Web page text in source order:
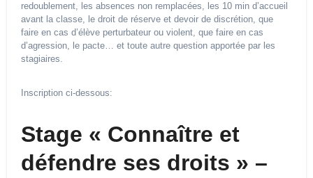
redoublement, les absences non remplacées, les 10 min d’accueil
avant la classe, le droit de réserve et devoir de discrétion, que
faire en cas d’élève perturbateur ou violent, que faire en cas
d’agression, le pacte… et toute autre question apportée par les
stagiaires.
Inscription ci-dessous:
Stage « Connaître et
défendre ses droits » –